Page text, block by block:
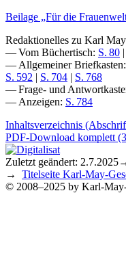
Beilage „Für die
Redaktionelles zu Karl
— Vom Büchertisch: S. 80 |
— Allgemeiner Briefkasten:
S. 592 | S. 704 | S. 768
— Frage- und
— Anzeigen: S. 784
Inhaltsverzeichnis
PDF-Download komplett
Zuletzt geändert: 2.7.2025
→ Titelseite Karl-May-
© 2008–2025 by Karl-